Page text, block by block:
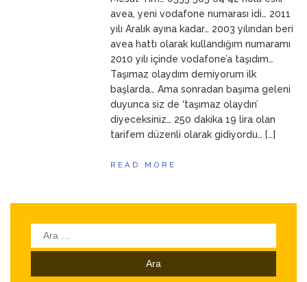
ANNEMavea, yeni vodafone numarası idi… 2011
yılı Aralık ayına kadar… 2003 yılından beri
avea hattı olarak kullandığım numaramı
2010 yılı içinde vodafone’a taşıdım…
Taşımaz olaydım demiyorum ilk
başlarda… Ama sonradan başıma geleni
duyunca siz de ‘taşımaz olaydın’
diyeceksiniz… 250 dakika 19 lira olan
tarifem düzenli olarak gidiyordu… […]
READ MORE
Arama: